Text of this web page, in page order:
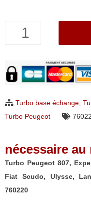
quantité
Peugeot
807,
Tepee,
Jumpy
2.0HDi,
Fiat
Scudo,
Turbo base échange,
Turbo Peugeot
nécessaire
Turbo Peugeot 807,
Fiat Scudo, Ulysse,
760220